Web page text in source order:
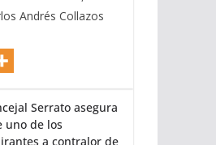
j
o
a
Andrés Collazos
Serrato asegura
uno de los
a contralor de